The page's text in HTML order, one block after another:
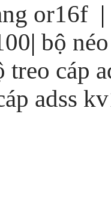
or16f |
| bộ
treo cáp
adss